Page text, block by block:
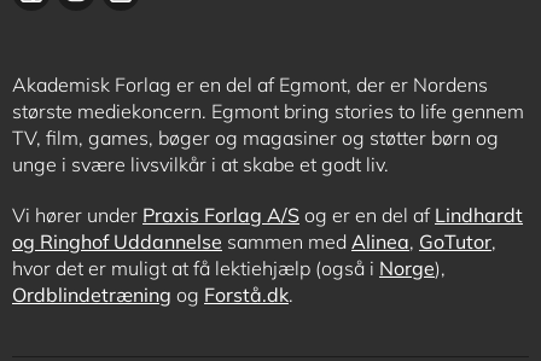
Akademisk Forlag er en del af Egmont, der er Nordens
største mediekoncern. Egmont bring stories to life gennem
TV, film, games, bøger og magasiner og støtter børn og
unge i svære livsvilkår i at skabe et godt liv.
Vi hører under Praxis Forlag A/S og er en del af Lindhardt
og Ringhof Uddannelse sammen med Alinea, GoTutor,
hvor det er muligt at få lektiehjælp (også i Norge),
Ordblindetræning og Forstå.dk.